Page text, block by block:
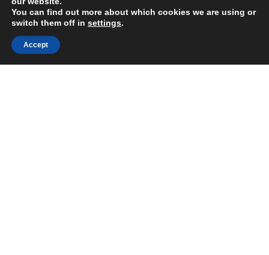
You can find out more about which cookies we are using or
switch them off in settings.
Accept